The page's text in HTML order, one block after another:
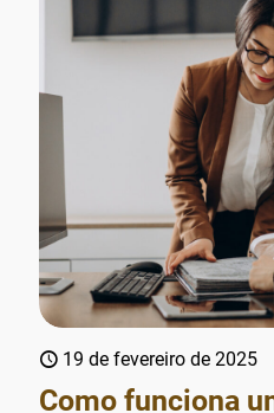
19 de fevereiro de 2025
Como funciona